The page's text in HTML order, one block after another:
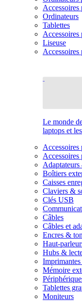
Accessoires
Ordinateurs
Tablettes
Accessoires
Liseuse
Accessoires
Le monde
laptops et
Accessoires
Accessoires
Boîtiers
Caisses
Claviers &
Clés USB
Câbles
Câbles et
Encres &
Haut-
Hubs &
Mémoire
Tablettes
Moniteurs